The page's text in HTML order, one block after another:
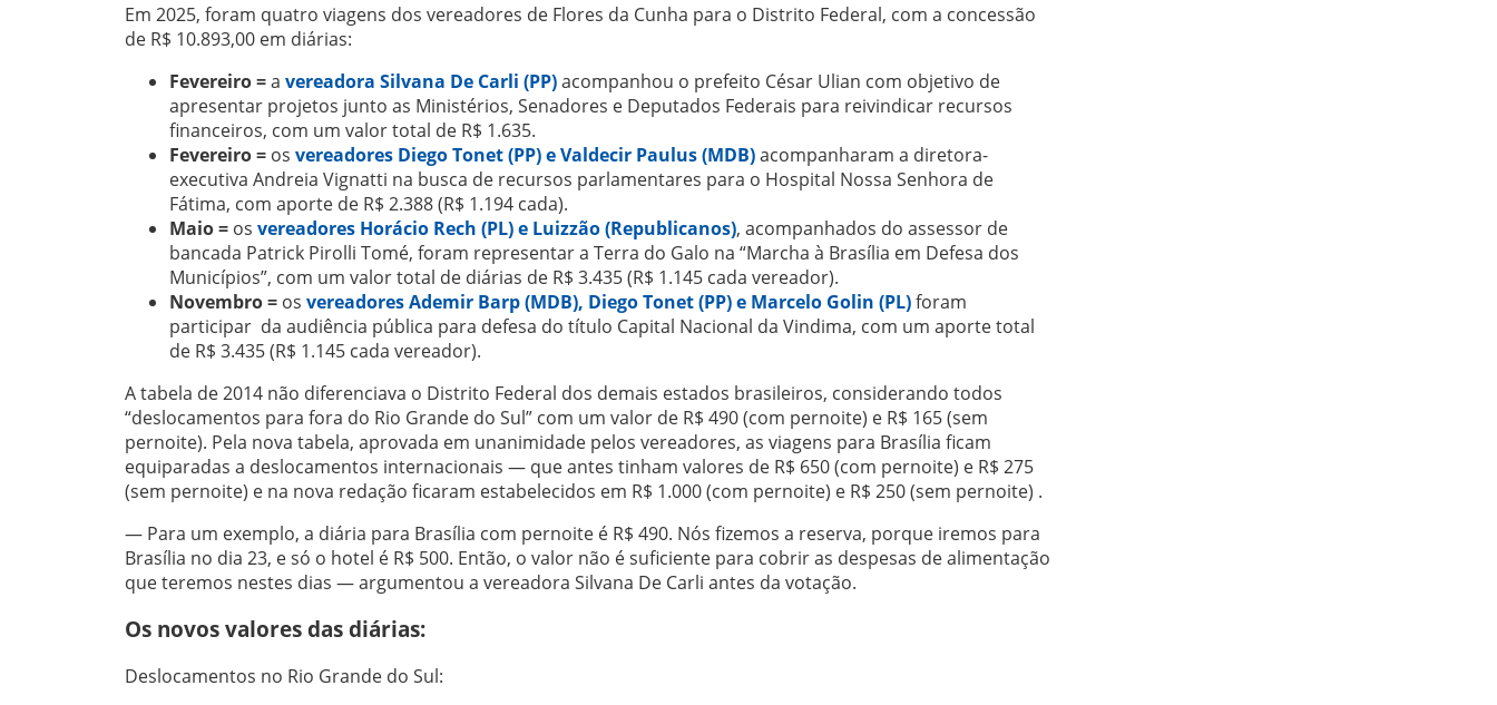
Em 2025, foram quatro viagens dos vereadores de Flores da Cunha para o Distrito Federal, com a concessão
de R$ 10.893,00 em diárias:
Fevereiro =a vereadora Silvana De Carli (PP)acompanhou o prefeito César Ulian com objetivo de
apresentar projetos junto as Ministérios, Senadores e Deputados Federais para reivindicar recursos
financeiros, com um valor total de R$ 1.635.
Fevereiro = os vereadores Diego Tonet (PP) e Valdecir Paulus (MDB)acompanharam a diretora-
executiva Andreia Vignatti na busca de recursos parlamentares para o Hospital Nossa Senhora de
Fátima, com aporte de R$ 2.388 (R$ 1.194 cada).
Maio = os vereadores Horácio Rech (PL) e Luizzão (Republicanos), acompanhados do assessor de
bancada Patrick Pirolli Tomé, foram representar a Terra do Galo na “Marcha à Brasília em Defesa dos
Municípios”, com um valor total de diárias de R$ 3.435 (R$ 1.145 cada vereador).
Novembro = os vereadores Ademir Barp (MDB), Diego Tonet (PP) e Marcelo Golin (PL)foram
participar da audiência pública para defesa do título Capital Nacional da Vindima, com um aporte total
de R$ 3.435 (R$ 1.145 cada vereador).
A tabela de 2014 não diferenciava o Distrito Federal dos demais estados brasileiros, considerando todos
“deslocamentos para fora do Rio Grande do Sul” com um valor de R$ 490 (com pernoite) e R$ 165 (sem
pernoite). Pela nova tabela, aprovada em unanimidade pelos vereadores, as viagens para Brasília ficam
equiparadas a deslocamentos internacionais — que antes tinham valores de R$ 650 (com pernoite) e R$ 275
(sem pernoite) e na nova redação ficaram estabelecidos em R$ 1.000 (com pernoite) e R$ 250 (sem pernoite) .
— Para um exemplo, a diária para Brasília com pernoite é R$ 490. Nós fizemos a reserva, porque iremos para
Brasília no dia 23, e só o hotel é R$ 500. Então, o valor não é suficiente para cobrir as despesas de alimentação
que teremos nestes dias — argumentou a vereadora Silvana De Carli antes da votação.
Os novos valores das diárias:
Deslocamentos no Rio Grande do Sul: